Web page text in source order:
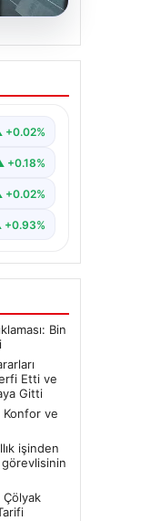
değerli
+0.02%
+0.18%
+0.02%
+0.93%
Bin
Etti ve
Gitti
Konfor ve
işinden